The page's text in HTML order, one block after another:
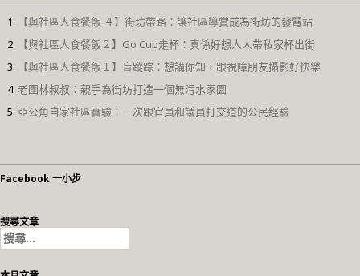
【與社區人食餐飯 ４】街坊帶路：讓社區導賞成為街坊的發電站
【與社區人食餐飯２】Go Cup走杯：真係好想人人帶私家杯出街
【與社區人食餐飯１】盲蹤踪：想講你知，跟視障朋友攝影好快樂
老圍林叔叔：親手為街坊打造一個無污水家園
亞公角自家社區實驗：一次跟官員和議員打交道的公民經驗
Facebook 一小步
搜尋文章
搜
尋
關